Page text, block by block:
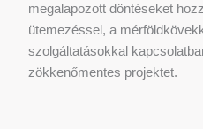
megalapozott döntéseket
ütemezéssel, a
szolgáltatásokkal
zökkenőmentes projektet.